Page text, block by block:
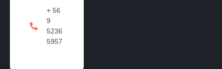
+ 56
9
5236
5957